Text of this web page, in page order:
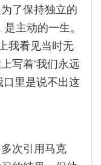
了保持独立的
主动的一生。
我看见当时无
写着‘我们永远
口里是说不出这
次引用马克